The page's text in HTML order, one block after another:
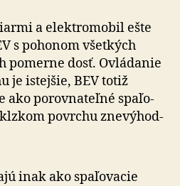
a elektromobil ešte
s po­ho­nom všetkých
pomerne dosť. Ovládanie
je istejšie, BEV totiž
ako po­rov­na­teľ­né spa­ľo­
povrchu zne­vý­hod­
inak ako spaľovacie